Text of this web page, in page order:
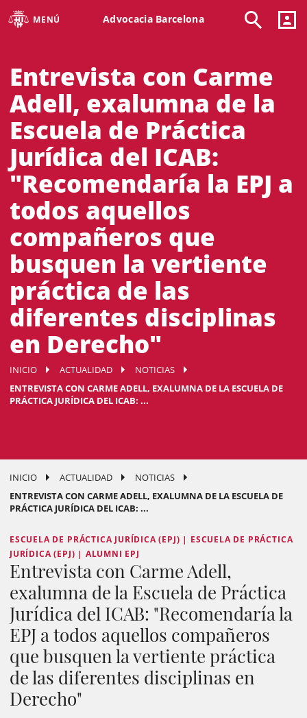
MENÚ Advocacia Barcelona
Entrevista con Carme
Adell, exalumna de la
Escuela de Práctica
Jurídica del ICAB:
"Recomendaría la EPJ a
todos aquellos
compañeros que
busquen la vertiente
práctica de las
diferentes disciplinas
en Derecho"
INICIO ACTUALIDAD
NOTICIAS
ENTREVISTA CON CARME ADELL, EXALUMNA DE LA ESCUELA DE
PRÁCTICA JURÍDICA DEL ICAB: ...
INICIO ACTUALIDAD
NOTICIAS
ENTREVISTA CON CARME ADELL, EXALUMNA DE LA ESCUELA DE
PRÁCTICA JURÍDICA DEL ICAB: ...
ESCUELA DE PRÁCTICA JURÍDICA (EPJ) | ESCUELA DE PRÁCTICA
JURÍDICA (EPJ) | ALUMNI EPJ
Entrevista con Carme Adell,
exalumna de la Escuela de Práctica
Jurídica del ICAB: "Recomendaría la
EPJ a todos aquellos compañeros
que busquen la vertiente práctica
de las diferentes disciplinas en
Derecho"